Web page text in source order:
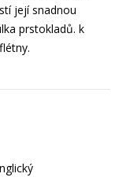
její snadnou
prstokladů. k